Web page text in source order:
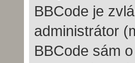
BBCode je
administrátor
BBCode sám